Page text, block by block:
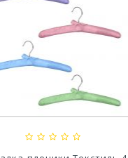
для выпечки в листах
38см*42м,...
руб